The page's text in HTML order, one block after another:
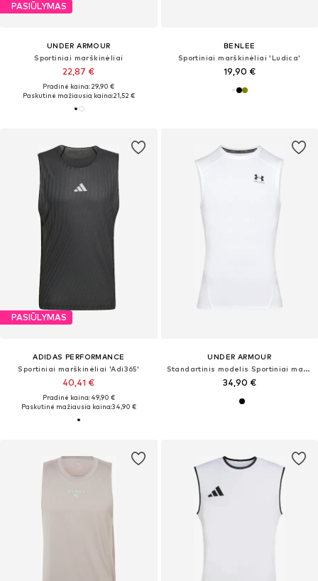
PASIŪLYMAS
UNDER ARMOUR
Sportiniai marškinėliai
22,87 €
Pradinė kaina: 29,90 €
Paskutinė mažiausia kaina:21,52 €
BENLEE
Sportiniai marškinėliai 'Ludica'
19,90 €
PASIŪLYMAS
ADIDAS PERFORMANCE
Sportiniai marškinėliai 'Adi365'
40,41 €
Pradinė kaina: 49,90 €
Paskutinė mažiausia kaina:34,90 €
UNDER ARMOUR
Standartinis modelis Sportiniai marškinėliai
34,90 €